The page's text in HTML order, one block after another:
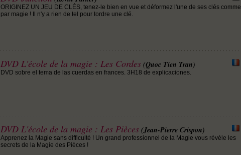
ORIGINEZ UN JEU DE CLÉS, tenez-le bien en vue et déformez l'une de ses clés comme
par magie ! Il n'y a rien de tel pour tordre une clé.
DVD L'école de la magie : Les Cordes (Quoc Tien Tran)
DVD sobre el tema de las cuerdas en frances. 3H18 de explicaciones.
DVD L'école de la magie : Les Pièces (Jean-Pierre Crispon)
Apprenez la Magie sans difficulté ! Un grand professionnel de la Magie vous révèle les
secrets de la Magie des Pièces !